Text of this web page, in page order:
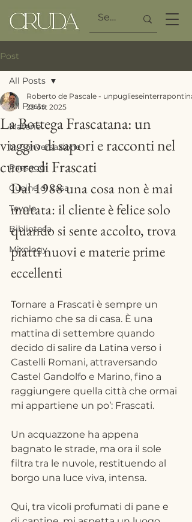
Post
All Posts
Materie
In Conversazione
Paesaggi
Cucine di casa
Tavole
Biblioteca
Mixology
All Posts
La Bottega Frascatana: un
viaggio di sapori e racconti nel
cuore di Frascati
Roberto de Pascale - unpuglieseinterrapontina
29 ott 2025
Dal 1988 una cosa non è mai
mutata: il cliente è felice solo
quando si sente accolto, trova
piatti nuovi e materie prime
eccellenti
Tornare a Frascati è sempre un
richiamo che sa di casa. È una
mattina di settembre quando
decido di salire da Latina verso i
Castelli Romani, attraversando
Castel Gandolfo e Marino, fino a
raggiungere quella città che ormai
mi appartiene un po’: Frascati.
Un acquazzone ha appena
bagnato le strade, ma ora il sole
filtra tra le nuvole, restituendo al
borgo una luce viva, intensa.
Qui, tra vicoli profumati di pane e